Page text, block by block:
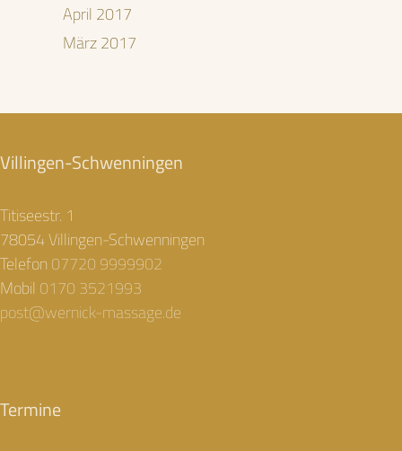
April 2017
März 2017
Villingen-Schwenningen
Titiseestr. 1
78054 Villingen-Schwenningen
Telefon07720 9999902
Mobil 0170 3521993
post@wernick-massage.de
Termine